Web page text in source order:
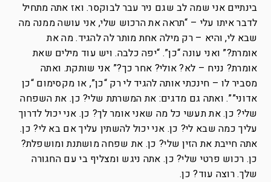
בינתיים אני שמה לב שגם ניר עבר לבוקסר. ואז אתה מתחיל
לדבר איתו עלי – “תראה את הרכוש שלי, אני עושה ממנה מה
שבא לי, והיא – רק מילה אחת מותר לה להגיד. מה את
אומרת?” ואני עונה “כן”. “יפה כלבה. ויש עוד מילים שאת
אומרת? נניח – לא? אולי? אחר כך?” אני שותקת. ואתה
מסביר לו – חינכתי אותה להגיד לי רק “כן”, או מקסימום “כן
אדוני””. ואתה גם מדגים: את המשרתת שלי? כן. את השפחה
שלי? כן. את תעשי כל מה שאני אומר לך? כן. אני יכול לדרוך
עליך כמה שבא לי? כן. אני יכול להשתין עליך אם בא לי? כן.
אתה חייבת את הזין שלי? כן. את שפחה מושתנת ומושפלת?
כן. רכוש פרטי שלי? כן. אתה ניגש ומצליף בי עם החגורה
שלך. רוצה עוד? כן.